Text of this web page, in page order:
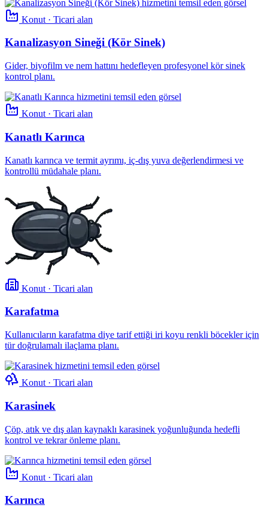
Konut · Ticari alan
Kanalizasyon Sineği (Kör Sinek)
Gider, biyofilm ve nem hattını hedefleyen profesyonel kör sinek
kontrol planı.
Konut · Ticari alan
Kanatlı Karınca
Kanatlı karınca ve termit ayrımı, iç-dış yuva değerlendirmesi ve
kontrollü müdahale planı.
Konut · Ticari alan
Karafatma
Kullanıcıların karafatma diye tarif ettiği iri koyu renkli böcekler için
tür doğrulamalı ilaçlama planı.
Konut · Ticari alan
Karasinek
Çöp, atık ve dış alan kaynaklı karasinek yoğunluğunda hedefli
kontrol ve tekrar önleme planı.
Konut · Ticari alan
Karınca